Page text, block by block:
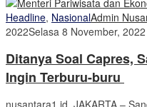
Headline, NasionalAdmin
2022Selasa 8 November, 2022
Ditanya Soal Capres,
Ingin Terburu-buru
nusantara1.id, JAKARTA –